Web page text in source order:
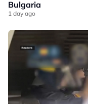
Bulgaria
1 day ago